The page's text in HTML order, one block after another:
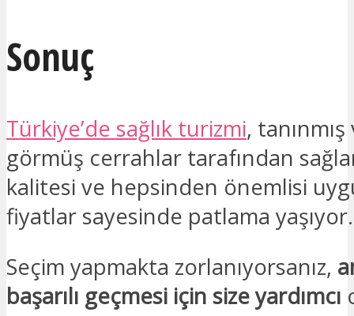
Sonuç
Türkiye’de sağlık turizmi,
görmüş cerrahlar tarafından
kalitesi ve hepsinden önemlisi
fiyatlar sayesinde patlama yaşıyor.
Seçim yapmakta zorlanıyorsanız,
başarılı geçmesi için size yardımcı